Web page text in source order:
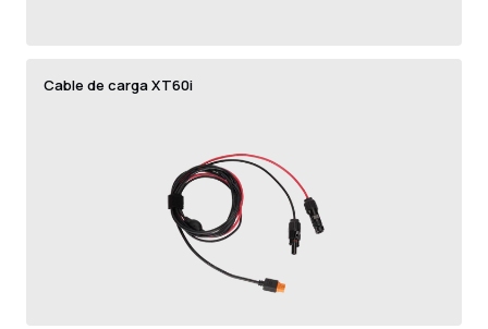
Cable de carga XT60i